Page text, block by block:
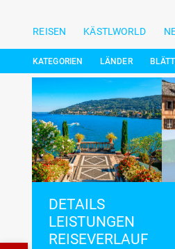
REISEN KÄSTLWORLD
KATEGORIEN LÄNDER
DETAILS
LEISTUNGEN
REISEVERLAUF